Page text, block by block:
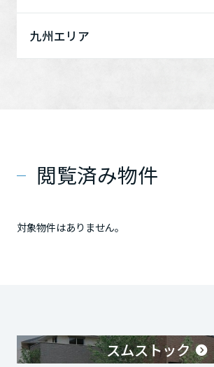
奈良県 和歌山県
岡山県 広島県
山口県
徳島県 香川県
愛媛県 高知県
九州エリア
長崎県 熊本県
閲覧済み物件
対象物件はありません。
スムストック